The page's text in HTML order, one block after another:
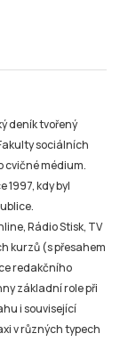
deník tvořený
sociálních
cvičné médium.
1997, kdy byl
Rádio Stisk, TV
kurzů (s přesahem
redakčního
základní role při
i související
v různých typech